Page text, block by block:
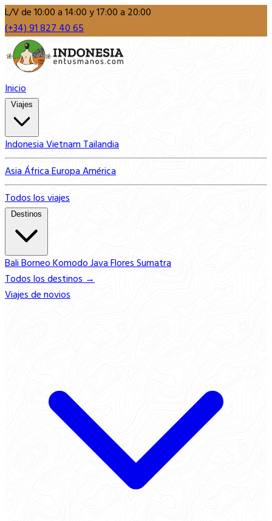
L/V de 10:00 a 14:00 y 17:00 a 20:00
(+34) 91 827 40 65
Inicio
IndonesiaVietnamTailandia
AsiaÁfricaEuropaAmérica
Todos los viajes
BaliBorneoKomodoJavaFloresSumatra
Todos los destinos →
Viajes de novios